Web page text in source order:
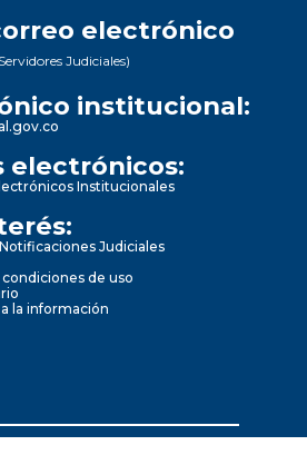
electrónico
Judiciales)
institucional:
electrónicos:
Institucionales
Judiciales
de uso
la información